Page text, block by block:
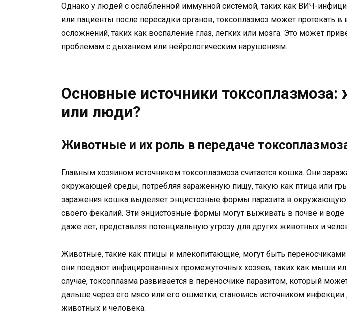
Однако у людей с ослабленной иммунной системой, таких как ВИЧ-
или пациенты после пересадки органов, токсоплазмоз может протекать
осложнений, таких как воспаление глаз, легких или мозга. Это может
проблемам с дыханием или нейрологическим нарушениям.
Основные источники
или люди?
Животные и их роль в передаче
Главным хозяином источником токсоплазмоза считается кошка. Они
окружающей среды, потребляя зараженную пищу, такую как птица или
заражения кошка выделяет энцистозные формы паразита в
своего фекалий. Эти энцистозные формы могут выживать в почве и воде
даже лет, представляя потенциальную угрозу для других животных и
Животные, такие как птицы и млекопитающие, могут быть
они поедают инфицированных промежуточных хозяев, таких как мыши
случае, токсоплазма развивается в переносчике паразитом, который
дальше через его мясо или его ошметки, становясь источником инфекции
животных и человека.